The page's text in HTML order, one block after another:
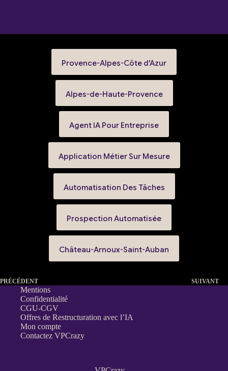
Provence-Alpes-Côte d'Azur
Alpes-de-Haute-Provence
Agent IA Pour Entreprise
Application Métier Sur Mesure
Automatisation Des Tâches
Prospection Automatisée
Château-Arnoux-Saint-Auban
PRÉCÉDENT SUIVANT
Mentions
Confidentialité
CGU-CGV
Offres de Restructuration avec l’IA
Mon compte
Contactez VPCrazy